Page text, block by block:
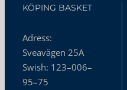
KÖPING BASKET
Adress:
Sveavägen 25A
Swish: 123–006–
95–75